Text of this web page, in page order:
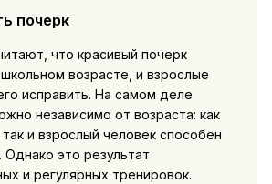
почерк
что красивый почерк
возрасте, и взрослые
исправить. На самом деле
независимо от возраста: как
и взрослый человек способен
Однако это результат
и регулярных тренировок.